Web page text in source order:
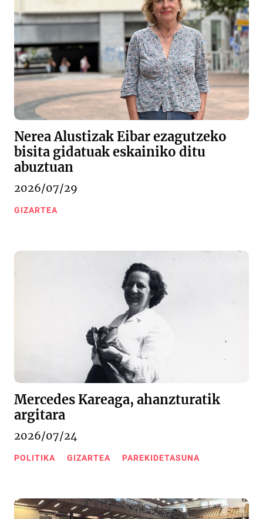
Nerea Alustizak Eibar ezagutzeko
bisita gidatuak eskainiko ditu
abuztuan
2026/07/29
GIZARTEA
Mercedes Kareaga, ahanzturatik
argitara
2026/07/24
POLITIKA GIZARTEA PAREKIDETASUNA